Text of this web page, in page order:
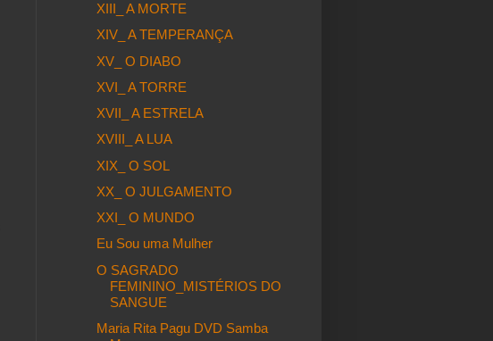
XIII_ A MORTE
XIV_ A TEMPERANÇA
XV_ O DIABO
XVI_ A TORRE
XVII_ A ESTRELA
XVIII_ A LUA
XIX_ O SOL
XX_ O JULGAMENTO
XXI_ O MUNDO
Eu Sou uma Mulher
O SAGRADO
FEMININO_MISTÉRIOS DO
SANGUE
Maria Rita Pagu DVD Samba